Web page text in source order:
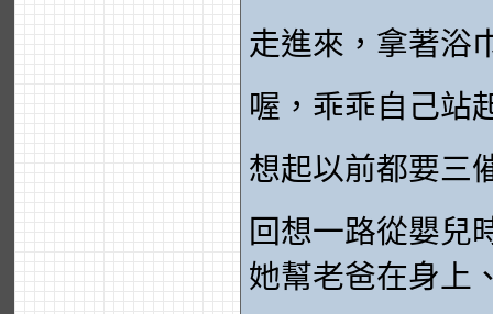
走進來，拿著浴
喔，乖乖自己站
想起以前都要三
回想一路從嬰兒
她幫老爸在身上